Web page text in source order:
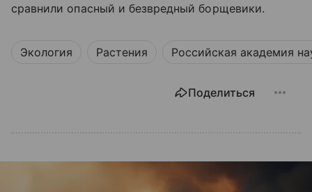
сравнили опасный и безвредный борщевики.
Экология Растения Российская академия
Поделиться